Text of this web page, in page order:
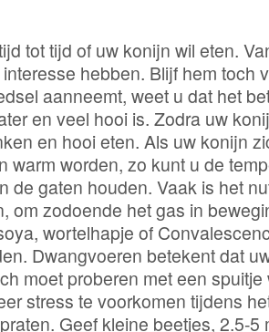
tot tijd of uw konijn wil eten.
hebben. Blijf hem toch
aanneemt, weet u dat het
en veel hooi is. Zodra uw
en hooi eten. Als uw konijn
warm worden, zo kunt u de
de gaten houden. Vaak is het
om zodoende het gas in
wortelhapje of
Dwangvoeren betekent dat
moet proberen met een
stress te voorkomen tijdens
Geef kleine beetjes, 2.5-5